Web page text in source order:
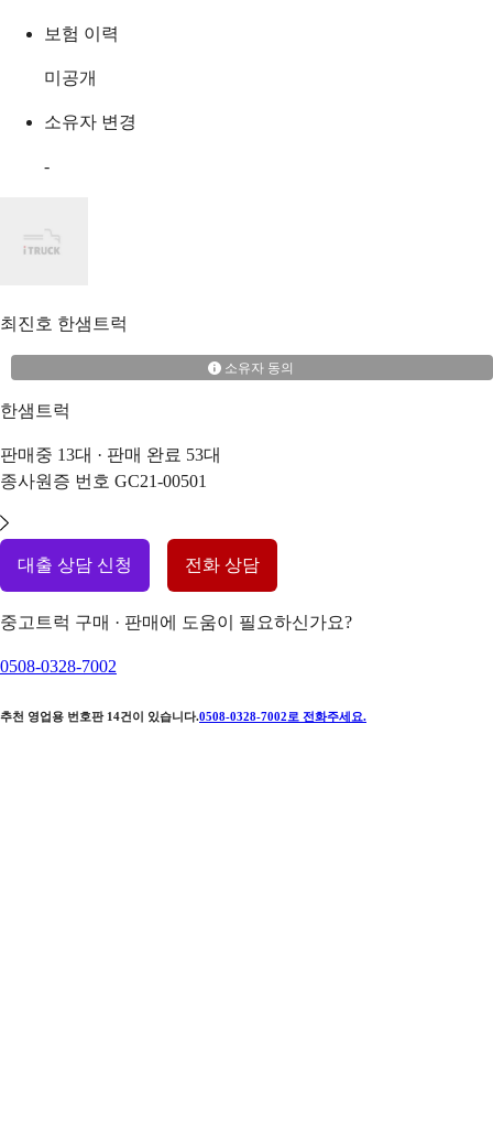
보험 이력
미공개
소유자 변경
-
최진호 한샘트럭
소유자 동의
한샘트럭
판매중 13대 · 판매 완료 53대
종사원증 번호 GC21-00501
대출 상담 신청 전화 상담
중고트럭 구매 · 판매에 도움이 필요하신가요?
0508-0328-7002
추천 영업용 번호판 14건이 있습니다.0508-0328-7002 로 전화주세요.